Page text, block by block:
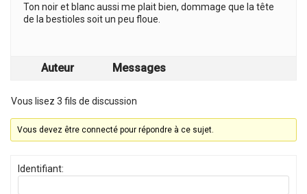
Ton noir et blanc aussi me plait bien, dommage que la tête
de la bestioles soit un peu floue.
Auteur Messages
Vous lisez 3 fils de discussion
Vous devez être connecté pour répondre à ce sujet.
Identifiant: